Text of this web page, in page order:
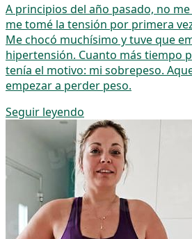
A principios del año pasado, no
me tomé la tensión por primera
Me chocó muchísimo y tuve que
hipertensión. Cuanto más tiempo
tenía el motivo: mi sobrepeso.
empezar a perder peso.
Seguir leyendo